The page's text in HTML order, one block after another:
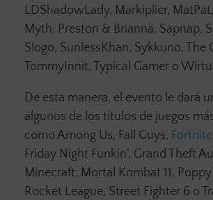
LDShadowLady, Markiplier,
Myth, Preston & Brianna, Sapnap,
Slogo, SunlessKhan, Sykkuno, The
TommyInnit, Typical Gamer o
De esta manera, el evento le dará
algunos de los títulos de juegos
como Among Us, Fall Guys, Fortnite
Friday Night Funkin’, Grand Theft
Minecraft, Mortal Kombat 11,
Rocket League, Street Fighter 6 o